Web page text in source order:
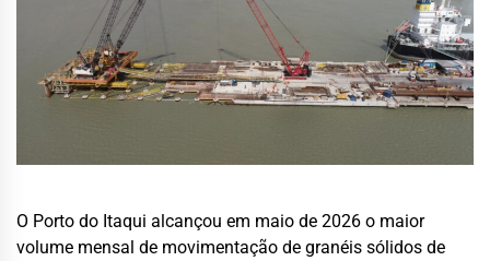
O Porto do Itaqui alcançou em maio de 2026 o maior
volume mensal de movimentação de granéis sólidos de